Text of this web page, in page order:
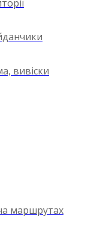
вивіски
маршрутах